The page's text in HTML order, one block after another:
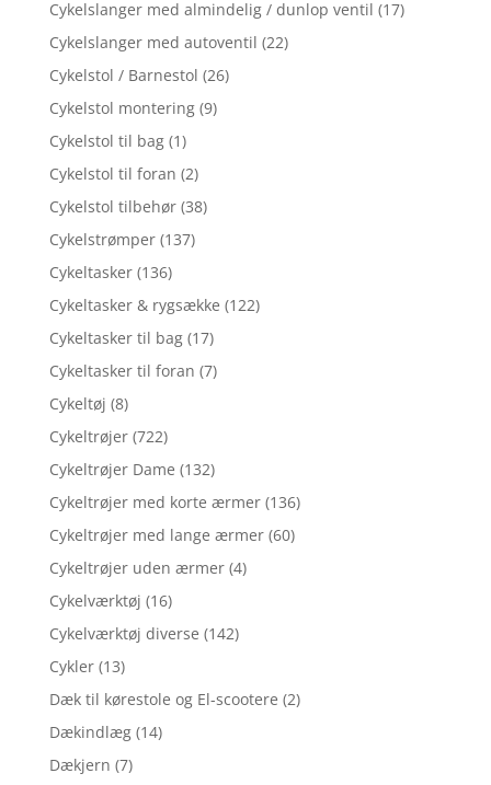
Cykelslanger med almindelig / dunlop ventil (17)
Cykelslanger med autoventil (22)
Cykelstol / Barnestol (26)
Cykelstol montering (9)
Cykelstol til bag (1)
Cykelstol til foran (2)
Cykelstol tilbehør (38)
Cykelstrømper (137)
Cykeltasker (136)
Cykeltasker & rygsække (122)
Cykeltasker til bag (17)
Cykeltasker til foran (7)
Cykeltøj (8)
Cykeltrøjer (722)
Cykeltrøjer Dame (132)
Cykeltrøjer med korte ærmer (136)
Cykeltrøjer med lange ærmer (60)
Cykeltrøjer uden ærmer (4)
Cykelværktøj (16)
Cykelværktøj diverse (142)
Cykler (13)
Dæk til kørestole og El-scootere (2)
Dækindlæg (14)
Dækjern (7)